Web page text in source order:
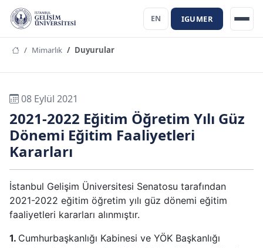
EN IGUMER
Mimarlık Duyurular
08 Eylül 2021
2021-2022 Eğitim Öğretim Yılı Güz
Dönemi Eğitim Faaliyetleri
Kararları
İstanbul Gelişim Üniversitesi Senatosu tarafından
2021-2022 eğitim öğretim yılı güz dönemi eğitim
faaliyetleri kararları alınmıştır.
1. Cumhurbaşkanlığı Kabinesi ve YÖK Başkanlığı